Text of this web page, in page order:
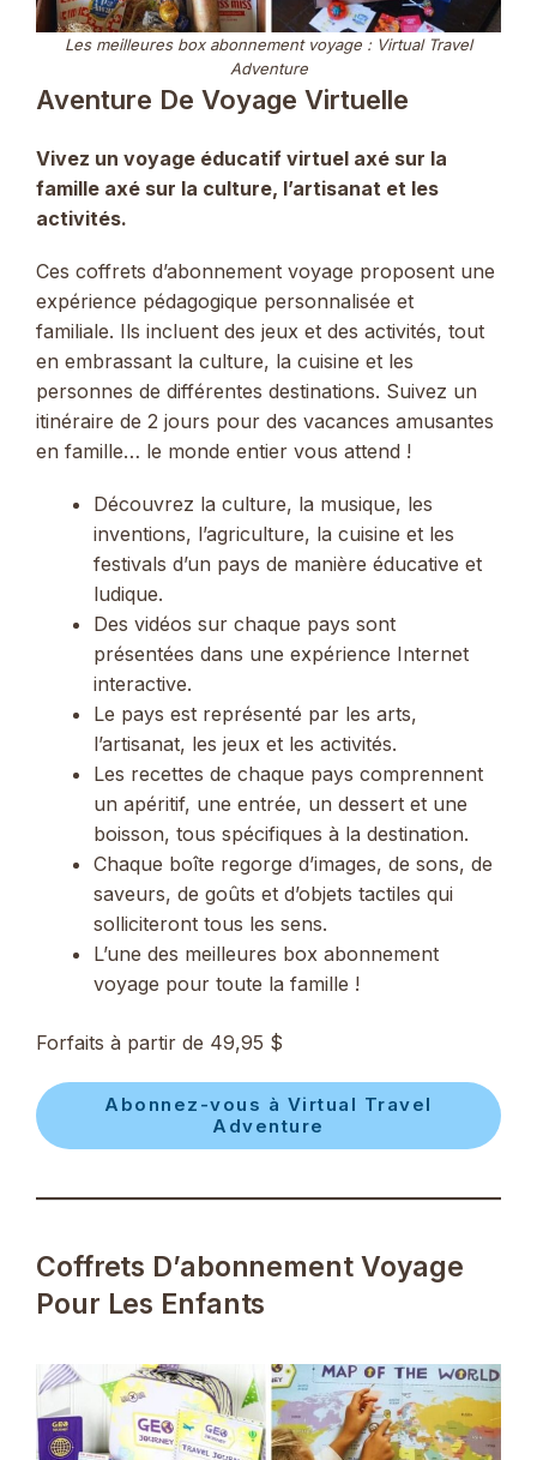
Les meilleures box abonnement voyage : Virtual Travel
Adventure
Aventure De Voyage Virtuelle
Vivez un voyage éducatif virtuel axé sur la
famille axé sur la culture, l’artisanat et les
activités.
Ces coffrets d’abonnement voyage proposent une
expérience pédagogique personnalisée et
familiale. Ils incluent des jeux et des activités, tout
en embrassant la culture, la cuisine et les
personnes de différentes destinations. Suivez un
itinéraire de 2 jours pour des vacances amusantes
en famille… le monde entier vous attend !
Découvrez la culture, la musique, les
inventions, l’agriculture, la cuisine et les
festivals d’un pays de manière éducative et
ludique.
Des vidéos sur chaque pays sont
présentées dans une expérience Internet
interactive.
Le pays est représenté par les arts,
l’artisanat, les jeux et les activités.
Les recettes de chaque pays comprennent
un apéritif, une entrée, un dessert et une
boisson, tous spécifiques à la destination.
Chaque boîte regorge d’images, de sons, de
saveurs, de goûts et d’objets tactiles qui
solliciteront tous les sens.
L’une des meilleures box abonnement
voyage pour toute la famille !
Forfaits à partir de 49,95 $
Abonnez-vous à Virtual Travel
Adventure
Coffrets D’abonnement Voyage
Pour Les Enfants